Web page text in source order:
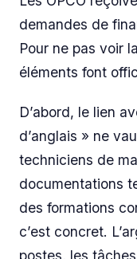
demandes de
Pour ne pas voir
éléments font
D’abord, le lien
d’anglais » ne
techniciens de
documentations
des formations
c’est concret.
postes, les